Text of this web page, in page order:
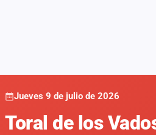
Jueves 9 de julio de 2026
Toral de los